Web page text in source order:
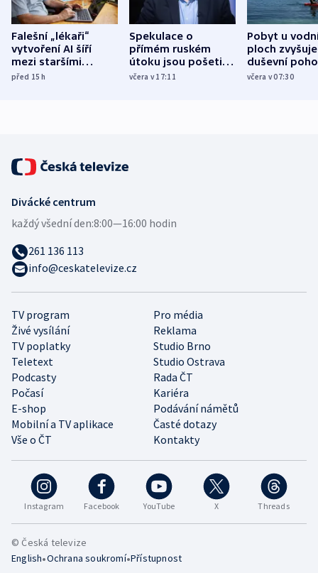
Falešní „lékaři“
vytvoření AI šíří
mezi staršími
Poláky nebezpečné
před 15h
Spekulace o
přímém ruském
útoku jsou pošetilé,
míní estonský
včera v 17:11
Pobyt u
ploch zvyšuje
duševní
ukázala
včera v 07:30
Instagram Facebook YouTube X Threads
TV program
Pro média
Živé vysílání
Reklama
TV poplatky
Studio Brno
Teletext
Studio Ostrava
Podcasty
Rada ČT
Počasí
Kariéra
E-shop
Podávání námětů
Mobilní a TV aplikace
Časté dotazy
Vše o ČT
Kontakty
Divácké centrum
každý všední den:8:00—16:00 hodin
261 136 113
info@ceskatelevize.cz
© Česká televize
English•Ochrana soukromí•Přístupnost